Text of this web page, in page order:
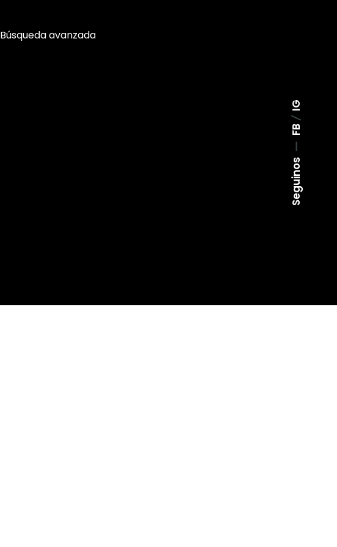
Búsqueda avanzada
Seguinos
FB
IG